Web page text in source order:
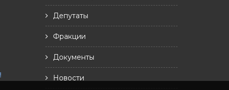
Депутаты
Фракции
Документы
Новости